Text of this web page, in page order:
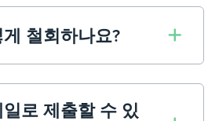
철회하나요?
로 제출할 수 있